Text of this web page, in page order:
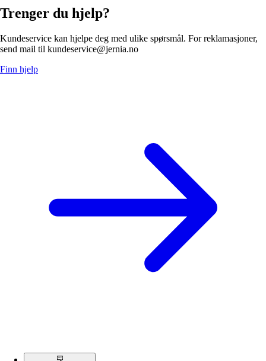
Trenger du hjelp?
Kundeservice kan hjelpe deg med ulike spørsmål. For reklamasjoner,
send mail til kundeservice@jernia.no
Finn hjelp